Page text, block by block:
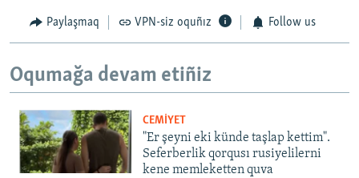
Paylaşmaq VPN-siz oquñız Follow us
Oqumağa devam etiñiz
CEMİYET
"Er şeyni eki künde taşlap kettim".
Seferberlik qorqusı rusiyelilerni
kene memleketten quva